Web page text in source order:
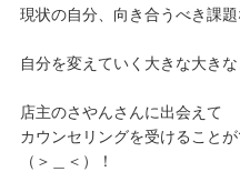
現状の自分、向き合うべき課
自分を変えていく大きな大き
店主のさやんさんに出会えて
カウンセリングを受けること
（＞＿＜）！